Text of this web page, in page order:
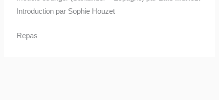
Introduction par Sophie Houzet
Repas